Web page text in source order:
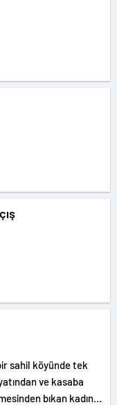
sahil köyünde tek
ve kasaba
bıkan kadın,